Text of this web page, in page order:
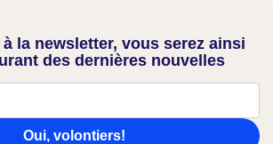
la newsletter, vous serez ainsi
des dernières nouvelles
Oui, volontiers!